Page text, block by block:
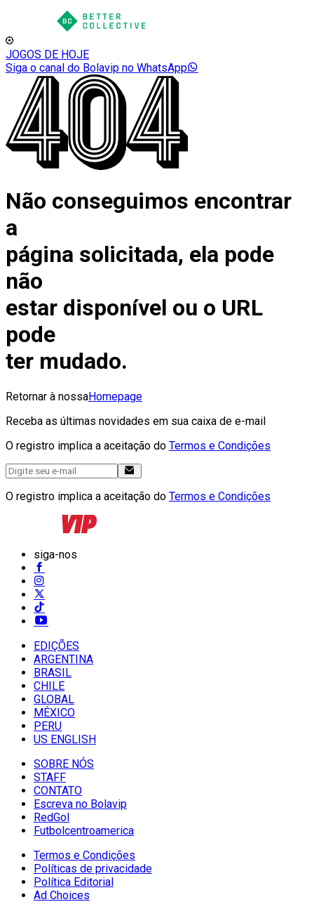
JOGOS DE HOJE
Siga o canal do Bolavip no WhatsApp
Não conseguimos encontrar
a
página solicitada, ela pode
não
estar disponível ou o URL
pode
ter mudado.
Retornar à nossaHomepage
Receba as últimas novidades em sua caixa de e-mail
O registro implica a aceitação do Termos e Condições
O registro implica a aceitação do Termos e Condições
siga-nos
EDIÇÕES
ARGENTINA
BRASIL
CHILE
GLOBAL
MÉXICO
PERU
US ENGLISH
SOBRE NÓS
STAFF
CONTATO
Escreva no Bolavip
RedGol
Futbolcentroamerica
Termos e Condições
Políticas de privacidade
Política Editorial
Ad Choices